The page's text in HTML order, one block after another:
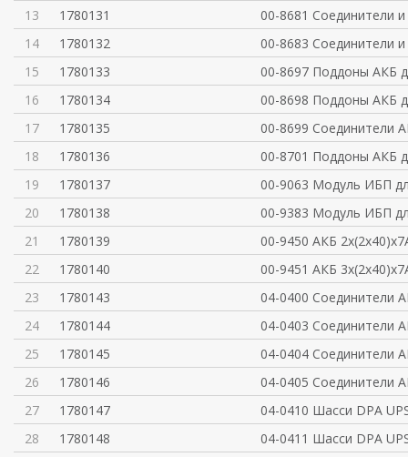
13
1780131
00-8681 Соединители
14
1780132
00-8683 Соединители
15
1780133
00-8697 Поддоны АКБ
16
1780134
00-8698 Поддоны АКБ
17
1780135
00-8699 Соединители
18
1780136
00-8701 Поддоны АКБ
19
1780137
00-9063 Модуль ИБП
20
1780138
00-9383 Модуль ИБП
21
1780139
00-9450 АКБ
22
1780140
00-9451 АКБ
23
1780143
04-0400 Соединители
24
1780144
04-0403 Соединители
25
1780145
04-0404 Соединители
26
1780146
04-0405 Соединители
27
1780147
04-0410 Шасси DPA
28
1780148
04-0411 Шасси DPA